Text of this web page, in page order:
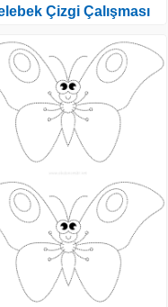
Çizgi Çalışması